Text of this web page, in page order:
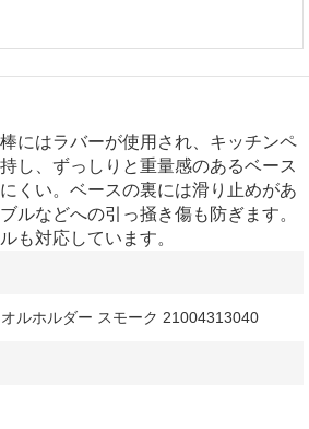
にはラバーが使用され、キッチンペ
し、ずっしりと重量感のあるベース
くい。ベースの裏には滑り止めがあ
ルなどへの引っ掻き傷も防ぎます。
も対応しています。
ルホルダー スモーク 21004313040